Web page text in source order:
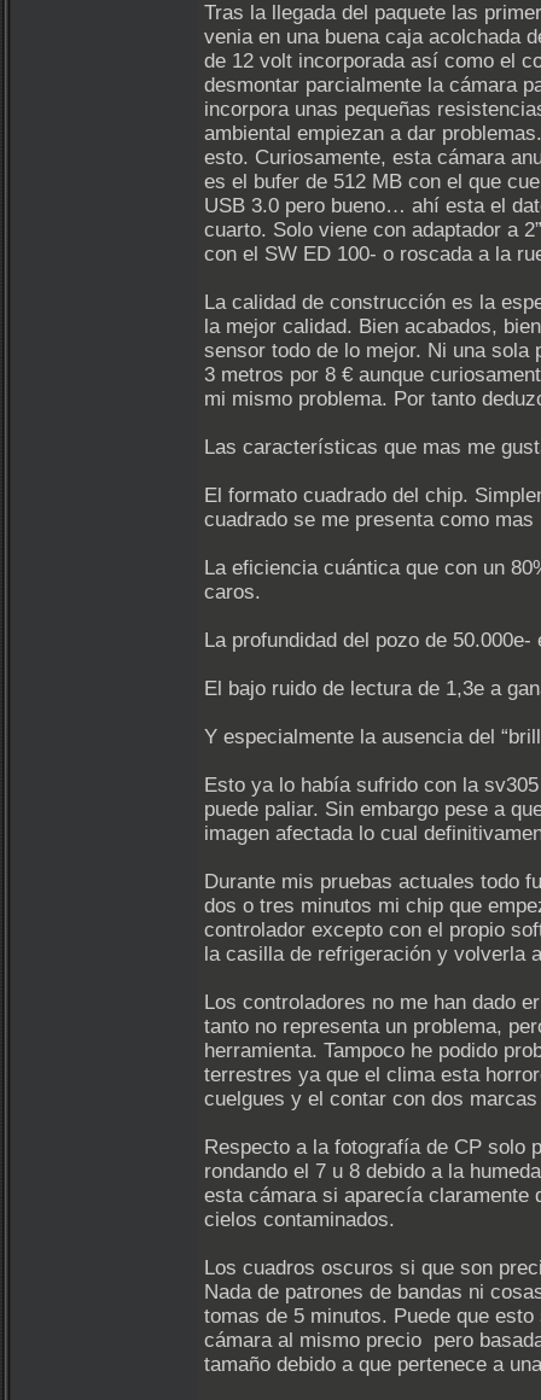
Tras la llegada del paquete las
venia en una buena caja acolchada
de 12 volt incorporada así como el
desmontar parcialmente la cámara
incorpora unas pequeñas
ambiental empiezan a dar
esto. Curiosamente, esta cámara
es el bufer de 512 MB con el que
USB 3.0 pero bueno… ahí esta el
cuarto. Solo viene con adaptador a
con el SW ED 100- o roscada a la
La calidad de construcción es la
la mejor calidad. Bien acabados,
sensor todo de lo mejor. Ni una sola
3 metros por 8 € aunque
mi mismo problema. Por tanto
Las características que mas me
El formato cuadrado del chip.
cuadrado se me presenta como mas
La eficiencia cuántica que con un
caros.
La profundidad del pozo de
El bajo ruido de lectura de 1,3e a
Y especialmente la ausencia del
Esto ya lo había sufrido con la
puede paliar. Sin embargo pese a
imagen afectada lo cual
Durante mis pruebas actuales todo
dos o tres minutos mi chip que
controlador excepto con el propio
la casilla de refrigeración y volverla
Los controladores no me han dado
tanto no representa un problema,
herramienta. Tampoco he podido
terrestres ya que el clima esta
cuelgues y el contar con dos
Respecto a la fotografía de CP solo
rondando el 7 u 8 debido a la
esta cámara si aparecía claramente
cielos contaminados.
Los cuadros oscuros si que son
Nada de patrones de bandas ni
tomas de 5 minutos. Puede que
cámara al mismo precio pero
tamaño debido a que pertenece a